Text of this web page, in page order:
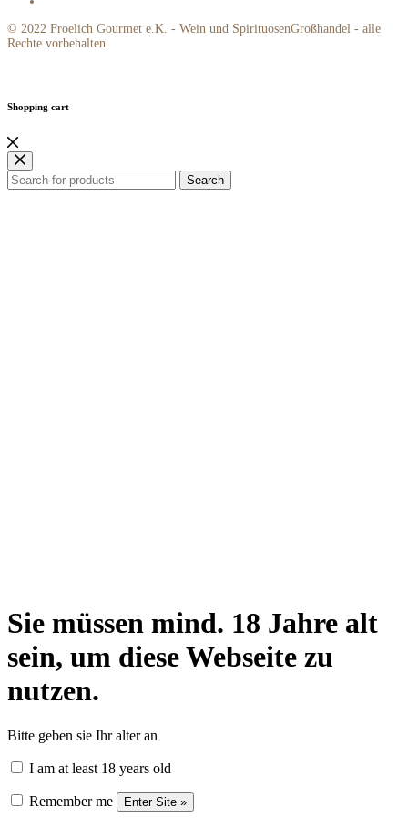
© 2022 Froelich Gourmet e.K. - Wein und SpirituosenGroßhandel - alle
Rechte vorbehalten.
Shopping cart
Search
Sie müssen mind. 18 Jahre alt
sein, um diese Webseite zu
nutzen.
Bitte geben sie Ihr alter an
I am at least 18 years old
Remember me